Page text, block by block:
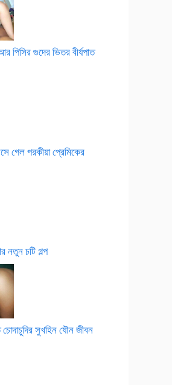
পিসির গুদের ভিতর বীর্যপাত
গেল পরকীয়া প্রেমিকের
নতুন চটি গল্প
চোদাচুদির সুখহিন যৌন জীবন